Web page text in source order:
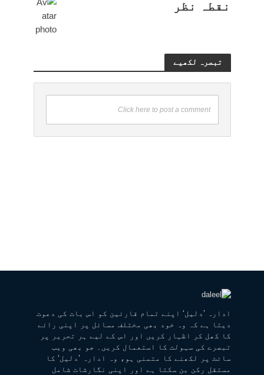
نقطہ نظر
تبصرہ لکھیے
Click here to post a comment
ادارہ ’دلیل‘ اپنے تمام قارئین کو اس بات کی دعوت
دیتا ہے کہ وہ خود بھی مختلف مسائل پر اپنی رائے
کا کھل کر اظہار کریں اور اس کے لیے ہر تحریر پر
تبصرے کی سہولت کا استعمال کریں۔ جو بھی ویب
سائٹ پر لکھنے کا متمنی ہو، وہ ادارہ ’دلیل‘ کا
مستقل رکن بن سکتا ہے اور اپنی نگارشات شامل